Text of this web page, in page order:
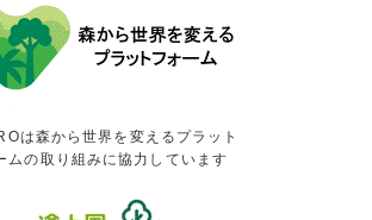
は森から世界を変えるプラット
ムの取り組みに協力しています